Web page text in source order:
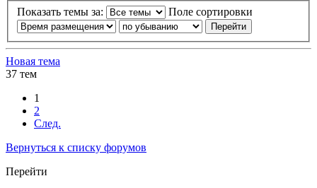
Показать темы за: Поле сортировки
Новая тема
37 тем
1
2
След.
Вернуться к списку форумов
Перейти